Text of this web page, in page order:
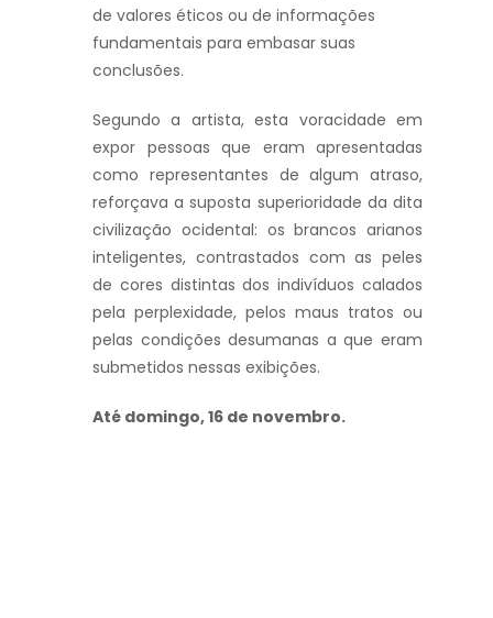
de valores éticos ou de informações
fundamentais para embasar suas
conclusões.
Segundo a artista, esta voracidade em
expor pessoas que eram apresentadas
como representantes de algum atraso,
reforçava a suposta superioridade da dita
civilização ocidental: os brancos arianos
inteligentes, contrastados com as peles
de cores distintas dos indivíduos calados
pela perplexidade, pelos maus tratos ou
pelas condições desumanas a que eram
submetidos nessas exibições.
Até domingo, 16 de novembro.